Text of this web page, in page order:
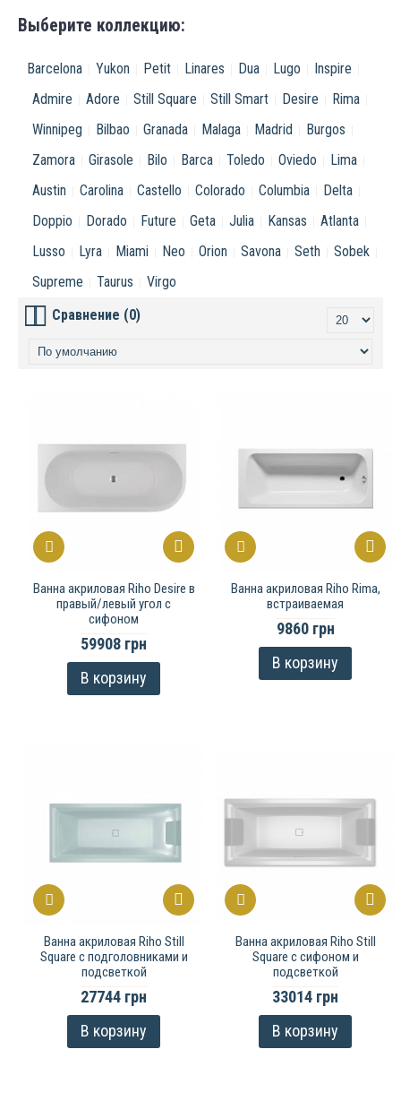
Выберите коллекцию:
Barcelona Yukon Petit Linares Dua Lugo
Inspire
Admire
Adore Still Square Still Smart Desire
Rima
Winnipeg
Bilbao Granada Malaga Madrid
Burgos
Zamora
Girasole Bilo Barca Toledo Oviedo
Lima
Austin
Carolina Castello Colorado Columbia
Delta
Doppio
Dorado Future Geta Julia Kansas
Atlanta
Lusso
Lyra Miami Neo Orion Savona Seth
Sobek
Supreme
Taurus
Virgo
Сравнение (0)
Ванна акриловая Riho Desire в
правый/левый угол с
сифоном
59908 грн
В корзину
Ванна акриловая Riho Rima,
встраиваемая
9860 грн
В корзину
Ванна акриловая Riho Still
Square с подголовниками и
подсветкой
27744 грн
В корзину
Ванна акриловая Riho Still
Square с сифоном и
подсветкой
33014 грн
В корзину